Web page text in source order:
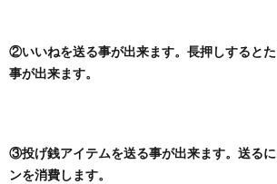
②いいねを送る事が出来ます。長押しすると
事が出来ます。
③投げ銭アイテムを送る事が出来ます。送る
ンを消費します。